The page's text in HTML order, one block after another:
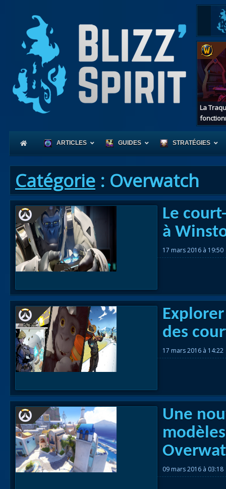
La
ARTICLES GUIDES
Coeur
Races
alliées
le vol
Uldum
Val
STRATÉGIES
Catégorie : Overwatch
Le
à
17 mars 2016 à 19:50
des
17 mars 2016 à 14:22
Une
09 mars 2016 à 03:18